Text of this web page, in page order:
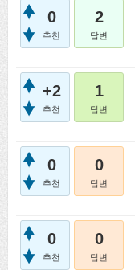
0
추천
2
답변
+2
추천
1
답변
0
추천
0
답변
0
추천
0
답변